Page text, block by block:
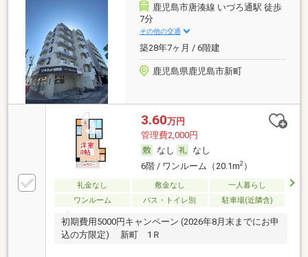
鹿児島市唐湊線 いづろ通駅 徒歩
7分
その他の交通
築28年7ヶ月 / 6階建
鹿児島県鹿児島市新町
3.60万円
管理費2,000円
なし
なし
6階 / ワンルーム（20.1m2）
礼金なし 敷金なし
一人暮らし
ワンルーム
バス・トイレ別 駐車場(近隣含)
初期費用5000円キャンペーン (2026年8月末までにお申
込の方限定) 新町 1Ｒ